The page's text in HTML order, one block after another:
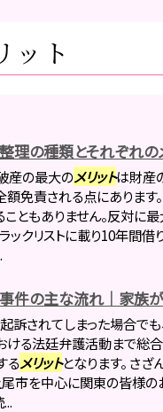
ット
理の種類とそれぞれの
産の最大のメリットは財産
額免責される点にあります
こともありません。反対に
ラックリストに載り10年間
件の主な流れ｜家族が
起訴されてしまった場合で
ける法廷弁護活動まで総
るメリットとなります。 さ
尾市を中心に関東の皆様